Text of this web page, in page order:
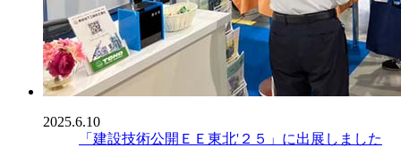
2025.6.10
「建設技術公開ＥＥ東北'２５」に出展しました